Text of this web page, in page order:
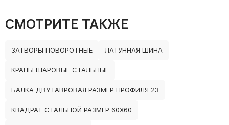
СМОТРИТЕ ТАКЖЕ
ЗАТВОРЫ ПОВОРОТНЫЕ ЛАТУННАЯ ШИНА
КРАНЫ ШАРОВЫЕ СТАЛЬНЫЕ
БАЛКА ДВУТАВРОВАЯ РАЗМЕР ПРОФИЛЯ 23
КВАДРАТ СТАЛЬНОЙ РАЗМЕР 60Х60